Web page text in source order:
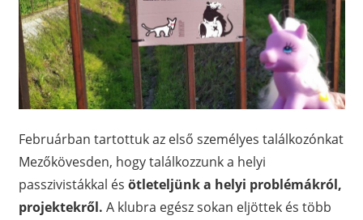
Februárban tartottuk az első személyes találkozónkat
Mezőkövesden, hogy találkozzunk a helyi
passzivistákkal és ötleteljünk a helyi problémákról,
projektekről. A klubra egész sokan eljöttek és több